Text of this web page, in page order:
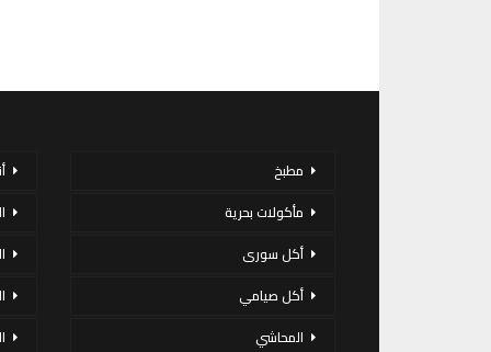
مطبخ
مأكولات بحرية
أكل سورى
أكل صيامي
المحاشي